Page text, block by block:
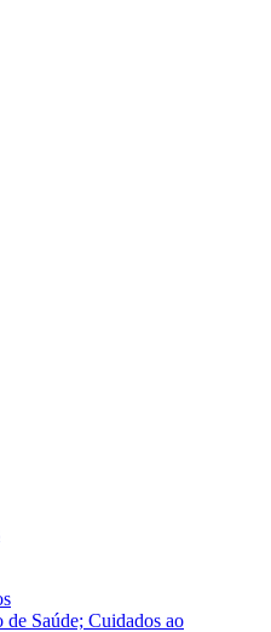
de Saúde; Cuidados ao